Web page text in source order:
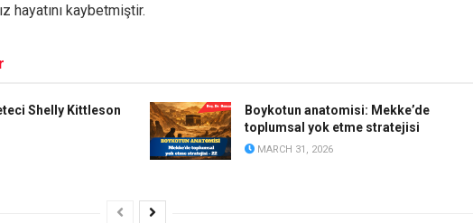
hayatını kaybetmiştir.
Shelly Kittleson
Boykotun anatomisi: Mekke’de
toplumsal yok etme stratejisi
MARCH 31, 2026